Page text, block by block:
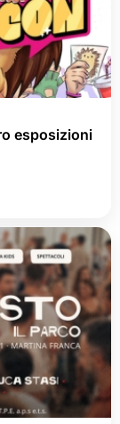
esposizioni